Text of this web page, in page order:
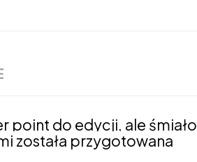
point do edycji, ale śmiało
została przygotowana